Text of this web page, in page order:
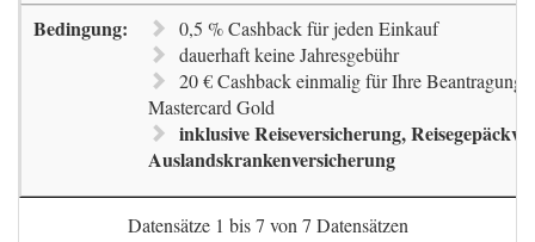
0,5 % Cashback für jeden Einkauf
dauerhaft keine Jahresgebühr
20 € Cashback einmalig für Ihre Beantragung
Mastercard Gold
inklusive Reiseversicherung,
Auslandskrankenversicherung
Datensätze 1 bis 7 von 7 Datensätzen